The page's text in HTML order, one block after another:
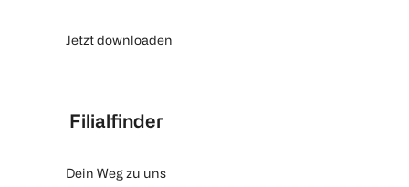
Jetzt downloaden
Filialfinder
Dein Weg zu uns